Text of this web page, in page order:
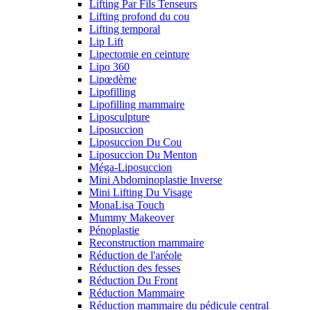
Lifting Par Fils Tenseurs
Lifting profond du cou
Lifting temporal
Lip Lift
Lipectomie en ceinture
Lipo 360
Lipœdème
Lipofilling
Lipofilling mammaire
Liposculpture
Liposuccion
Liposuccion Du Cou
Liposuccion Du Menton
Méga-Liposuccion
Mini Abdominoplastie Inverse
Mini Lifting Du Visage
MonaLisa Touch
Mummy Makeover
Pénoplastie
Reconstruction mammaire
Réduction de l'aréole
Réduction des fesses
Réduction Du Front
Réduction Mammaire
Réduction mammaire du pédicule central